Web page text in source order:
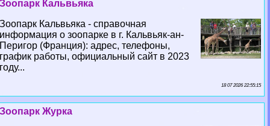
Зоопарк Кальвьяка
Зоопарк Кальвьяка - справочная
информация о зоопарке в г. Кальвьяк-ан-
Перигор (Франция): адрес, телефоны,
график работы, официальный сайт в 2023
году...
18 07 2026 22:55:15
Зоопарк Журка